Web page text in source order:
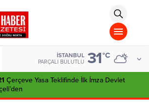
İSTANBUL
PARÇALI BULUTLU 31°C
Çerçeve Yasa Teklifinde İlk İmza Devlet